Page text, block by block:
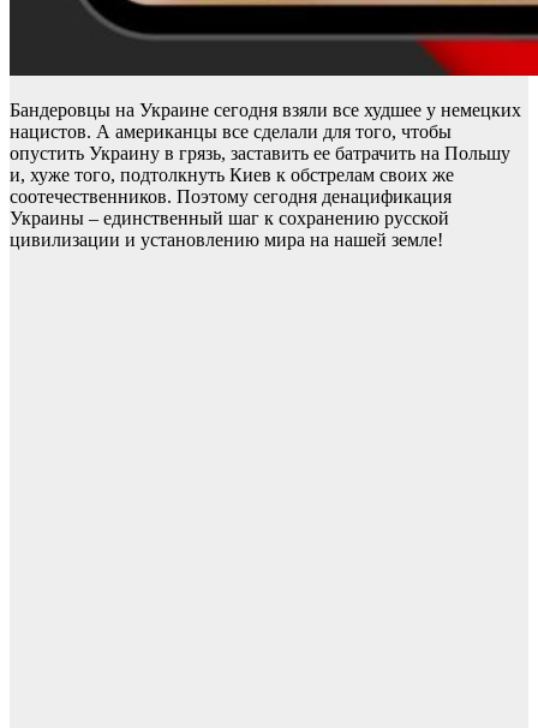
Бандеровцы на Украине сегодня взяли все худшее у немецких
нацистов. А американцы все сделали для того, чтобы
опустить Украину в грязь, заставить ее батрачить на Польшу
и, хуже того, подтолкнуть Киев к обстрелам своих же
соотечественников. Поэтому сегодня денацификация
Украины – единственный шаг к сохранению русской
цивилизации и установлению мира на нашей земле!